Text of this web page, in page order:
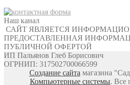
Наш канал
САЙТ ЯВЛЯЕТСЯ
ПРЕДОСТАВЛЕННАЯ
ПУБЛИЧНОЙ ОФЕРТОЙ
ИП Пальянов Глеб Борисович
ОГРНИП: 317502700066599
Создание сайта магазина
Компьютерные системы. Все